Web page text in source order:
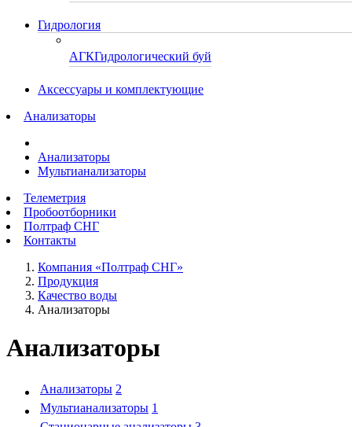
Гидрология
АГКГидрологический буй
Аксессуары и комплектующие
Анализаторы
Анализаторы
Мультианализаторы
Телеметрия
Пробоотборники
Полтраф СНГ
Контакты
Компания «Полтраф СНГ»
Продукция
Качество воды
Анализаторы
Анализаторы
Анализаторы 2
Мультианализаторы 1